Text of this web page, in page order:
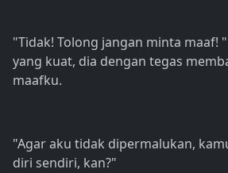
"Tidak! Tolong jangan minta maaf!
yang kuat, dia dengan tegas
maafku.
"Agar aku tidak dipermalukan,
diri sendiri, kan?"